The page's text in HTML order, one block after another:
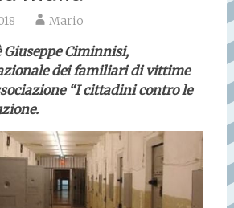
Mario
Ciminnisi,
dei familiari di vittime
“I cittadini contro le